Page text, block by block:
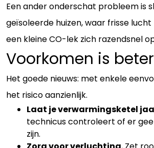
Een ander onderschat probleem is
geïsoleerde huizen, waar frisse
een kleine CO-lek zich razendsnel
Voorkomen is
Het goede nieuws: met enkele
het risico aanzienlijk.
Laat je verwarmingsketel
technicus controleert of er
zijn.